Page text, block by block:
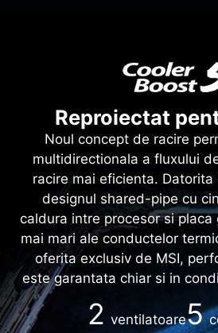
Reproiectat
Noul concept de racire
multidirectionala a fluxului
racire mai eficienta.
designul shared-pipe cu
caldura intre procesor si
mai mari ale conductelor
oferita exclusiv de MSI,
este garantata chiar si in
2 ventilatoare5